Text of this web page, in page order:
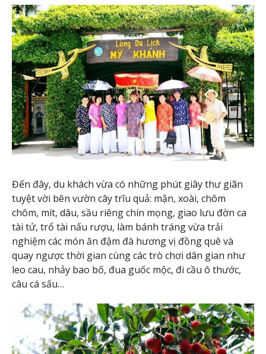
Đến đây, du khách vừa có những phút giây thư giãn
tuyệt vời bên vườn cây trĩu quả: mận, xoài, chôm
chôm, mít, dâu, sầu riêng chín mọng, giao lưu đờn ca
tài tử, trổ tài nấu rượu, làm bánh tráng vừa trải
nghiệm các món ăn đậm đà hương vị đồng quê và
quay ngược thời gian cùng các trò chơi dân gian như
leo cau, nhảy bao bố, đua guốc mộc, đi cầu ô thước,
câu cá sấu…